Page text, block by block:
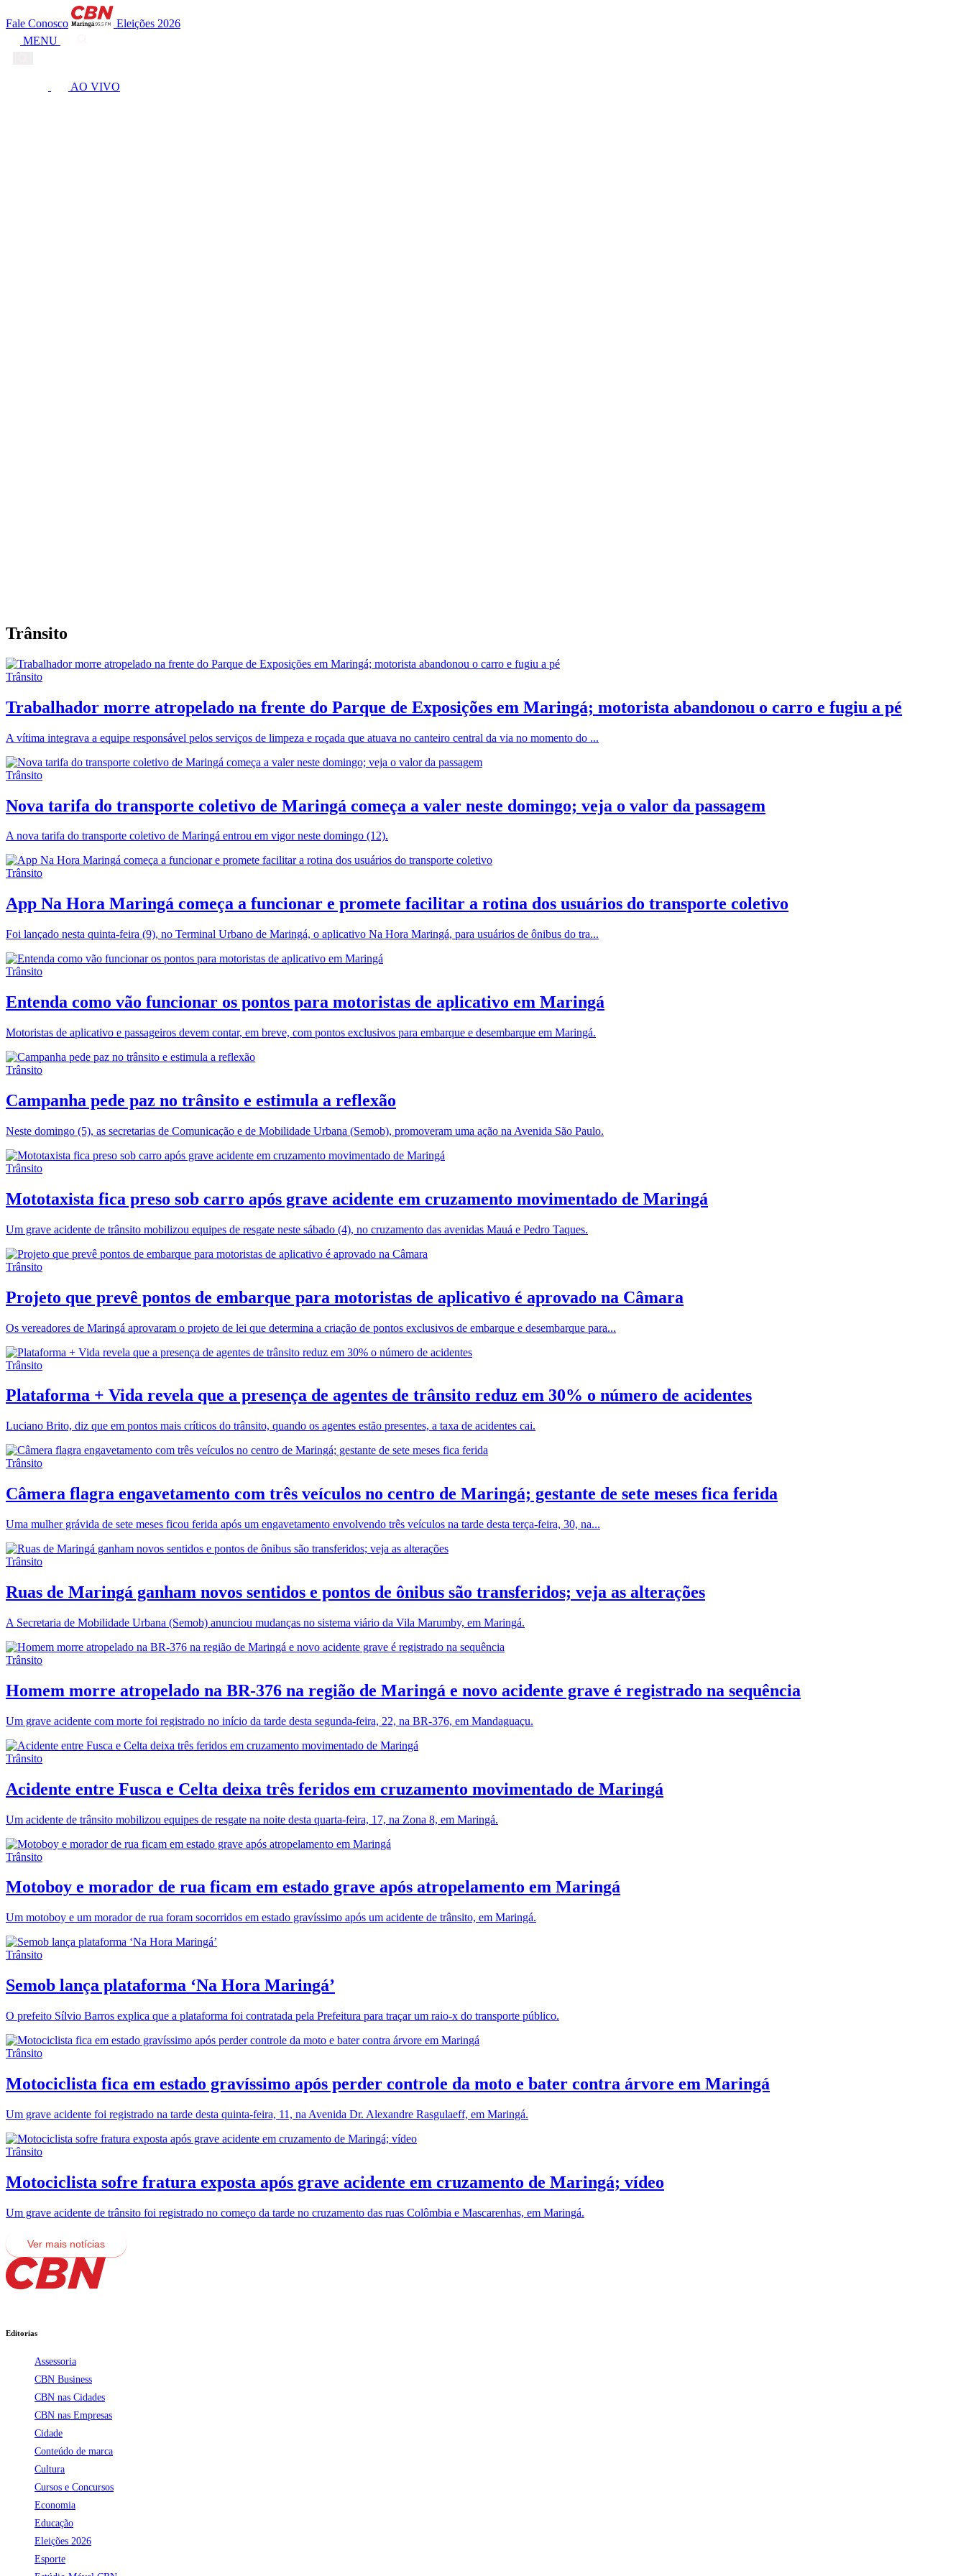
Fale Conosco
Eleições 2026
MENU
AO VIVO
Trânsito
Trânsito
Trabalhador morre atropelado na frente do Parque de Exposições em Maringá; motorista abandonou o carro e fugiu a pé
A vítima integrava a equipe responsável pelos serviços de limpeza e roçada que atuava no canteiro central da via no momento do ...
Trânsito
Nova tarifa do transporte coletivo de Maringá começa a valer neste domingo; veja o valor da passagem
A nova tarifa do transporte coletivo de Maringá entrou em vigor neste domingo (12).
Trânsito
App Na Hora Maringá começa a funcionar e promete facilitar a rotina dos usuários do transporte coletivo
Foi lançado nesta quinta-feira (9), no Terminal Urbano de Maringá, o aplicativo Na Hora Maringá, para usuários de ônibus do tra...
Trânsito
Entenda como vão funcionar os pontos para motoristas de aplicativo em Maringá
Motoristas de aplicativo e passageiros devem contar, em breve, com pontos exclusivos para embarque e desembarque em Maringá.
Trânsito
Campanha pede paz no trânsito e estimula a reflexão
Neste domingo (5), as secretarias de Comunicação e de Mobilidade Urbana (Semob), promoveram uma ação na Avenida São Paulo.
Trânsito
Mototaxista fica preso sob carro após grave acidente em cruzamento movimentado de Maringá
Um grave acidente de trânsito mobilizou equipes de resgate neste sábado (4), no cruzamento das avenidas Mauá e Pedro Taques.
Trânsito
Projeto que prevê pontos de embarque para motoristas de aplicativo é aprovado na Câmara
Os vereadores de Maringá aprovaram o projeto de lei que determina a criação de pontos exclusivos de embarque e desembarque para...
Trânsito
Plataforma + Vida revela que a presença de agentes de trânsito reduz em 30% o número de acidentes
Luciano Brito, diz que em pontos mais críticos do trânsito, quando os agentes estão presentes, a taxa de acidentes cai.
Trânsito
Câmera flagra engavetamento com três veículos no centro de Maringá; gestante de sete meses fica ferida
Uma mulher grávida de sete meses ficou ferida após um engavetamento envolvendo três veículos na tarde desta terça-feira, 30, na...
Trânsito
Ruas de Maringá ganham novos sentidos e pontos de ônibus são transferidos; veja as alterações
A Secretaria de Mobilidade Urbana (Semob) anunciou mudanças no sistema viário da Vila Marumby, em Maringá.
Trânsito
Homem morre atropelado na BR-376 na região de Maringá e novo acidente grave é registrado na sequência
Um grave acidente com morte foi registrado no início da tarde desta segunda-feira, 22, na BR-376, em Mandaguaçu.
Trânsito
Acidente entre Fusca e Celta deixa três feridos em cruzamento movimentado de Maringá
Um acidente de trânsito mobilizou equipes de resgate na noite desta quarta-feira, 17, na Zona 8, em Maringá.
Trânsito
Motoboy e morador de rua ficam em estado grave após atropelamento em Maringá
Um motoboy e um morador de rua foram socorridos em estado gravíssimo após um acidente de trânsito, em Maringá.
Trânsito
Semob lança plataforma ‘Na Hora Maringá’
O prefeito Sílvio Barros explica que a plataforma foi contratada pela Prefeitura para traçar um raio-x do transporte público.
Trânsito
Motociclista fica em estado gravíssimo após perder controle da moto e bater contra árvore em Maringá
Um grave acidente foi registrado na tarde desta quinta-feira, 11, na Avenida Dr. Alexandre Rasgulaeff, em Maringá.
Trânsito
Motociclista sofre fratura exposta após grave acidente em cruzamento de Maringá; vídeo
Um grave acidente de trânsito foi registrado no começo da tarde no cruzamento das ruas Colômbia e Mascarenhas, em Maringá.
Ver mais notícias
Editorias
Assessoria
CBN Business
CBN nas Cidades
CBN nas Empresas
Cidade
Conteúdo de marca
Cultura
Cursos e Concursos
Economia
Educação
Eleições 2026
Esporte